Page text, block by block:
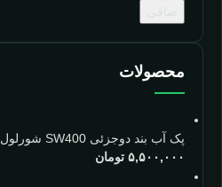
محصولات
پک آب بند دوجزئی SW400 شورلول (15 کیلوگرم) خاکستری
۵,۵۰۰,۰۰۰ تومان